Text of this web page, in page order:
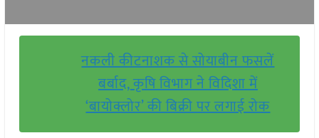
नकली कीटनाशक से सोयाबीन फसलें
बर्बाद, कृषि विभाग ने विदिशा में
‘बायोक्लोर’ की बिक्री पर लगाई रोक